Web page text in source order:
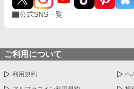
公式SNS一覧
ご利用について
利用規約 ヘ